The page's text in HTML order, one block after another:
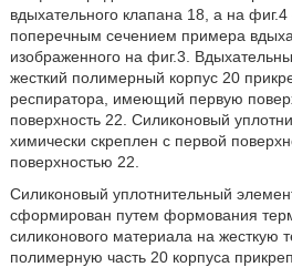
вдыхательного клапана 18, а на
поперечным сечением примера
изображенного на фиг.3.
жесткий полимерный корпус 20
респиратора, имеющий первую
поверхность 22. Силиконовый
химически скреплен с первой
поверхностью 22.
Силиконовый уплотнительный
сформирован путем формования
силиконового материала на жесткую
полимерную часть 20 корпуса